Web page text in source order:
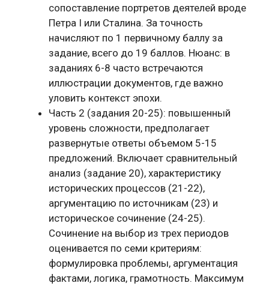
сопоставление портретов деятелей вроде
Петра I или Сталина. За точность
начисляют по 1 первичному баллу за
задание, всего до 19 баллов. Нюанс: в
заданиях 6-8 часто встречаются
иллюстрации документов, где важно
уловить контекст эпохи.
Часть 2 (задания 20-25): повышенный
уровень сложности, предполагает
развернутые ответы объемом 5-15
предложений. Включает сравнительный
анализ (задание 20), характеристику
исторических процессов (21-22),
аргументацию по источникам (23) и
историческое сочинение (24-25).
Сочинение на выбор из трех периодов
оценивается по семи критериям:
формулировка проблемы, аргументация
фактами, логика, грамотность. Максимум